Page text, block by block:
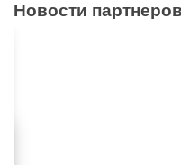
Новости партнеров